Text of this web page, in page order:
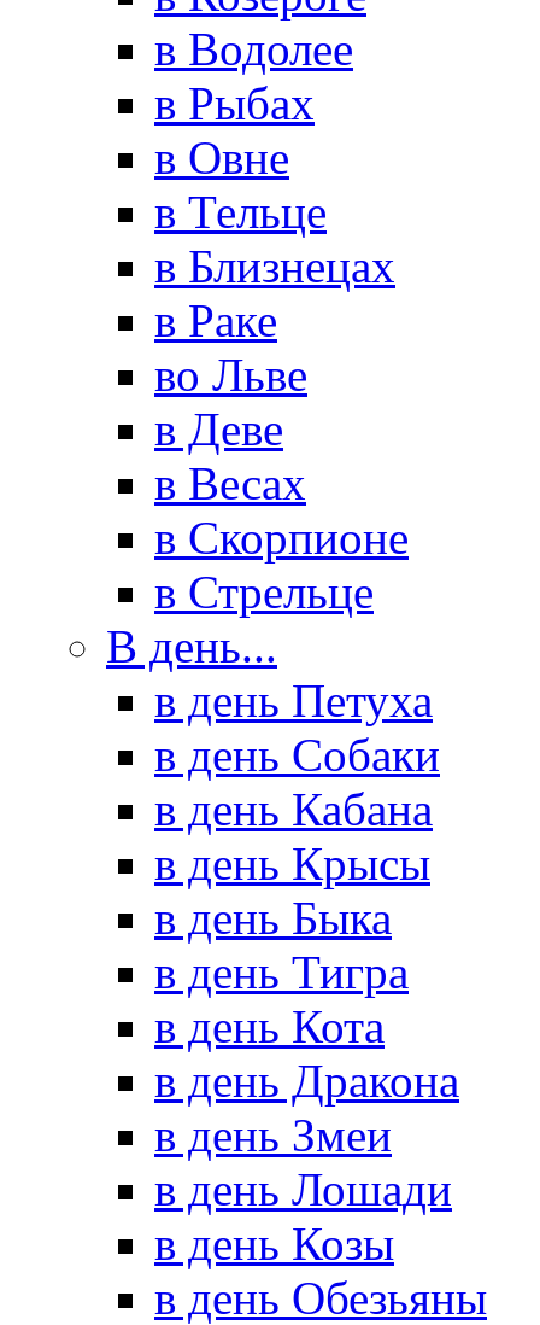
в Водолее
в Рыбах
в Овне
в Тельце
в Близнецах
в Раке
во Льве
в Деве
в Весах
в Скорпионе
в Стрельце
В день...
в день Петуха
в день Собаки
в день Кабана
в день Крысы
в день Быка
в день Тигра
в день Кота
в день Дракона
в день Змеи
в день Лошади
в день Козы
в день Обезьяны